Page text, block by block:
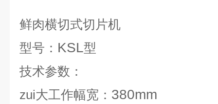
鲜肉横切式切片机
型号： KSL型
技术参数：
zui大工作幅宽： 380mm